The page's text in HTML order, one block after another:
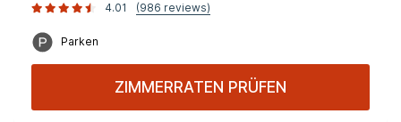
4.01
(986 reviews)
Parken
ZIMMERRATEN PRÜFEN